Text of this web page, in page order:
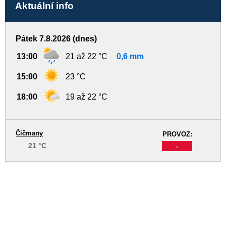
Aktuální info
Pátek 7.8.2026 (dnes)
13:00 21 až 22 °C 0,6 mm
15:00 23 °C
18:00 19 až 22 °C
PROVOZ:
-
Čičmany
21 °C